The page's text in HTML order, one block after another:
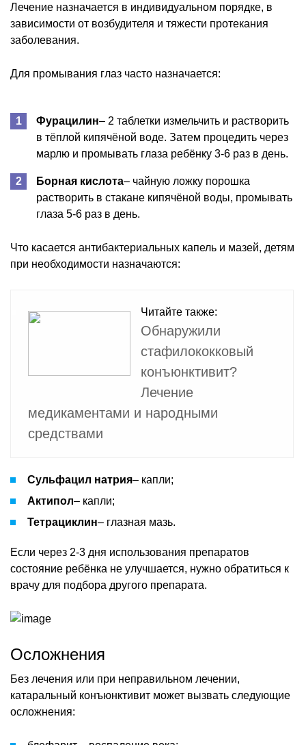
Лечение назначается в индивидуальном порядке, в
зависимости от возбудителя и тяжести протекания
заболевания.
Для промывания глаз часто назначается:
Фурацилин– 2 таблетки измельчить и растворить
в тёплой кипячёной воде. Затем процедить через
марлю и промывать глаза ребёнку 3-6 раз в день.
Борная кислота– чайную ложку порошка
растворить в стакане кипячёной воды, промывать
глаза 5-6 раз в день.
Что касается антибактериальных капель и мазей, детям
при необходимости назначаются:
Читайте также:
Обнаружили
стафилококковый
конъюнктивит?
Лечение
медикаментами и народными
средствами
Сульфацил натрия– капли;
Актипол– капли;
Тетрациклин– глазная мазь.
Если через 2-3 дня использования препаратов
состояние ребёнка не улучшается, нужно обратиться к
врачу для подбора другого препарата.
Осложнения
Без лечения или при неправильном лечении,
катаральный конъюнктивит может вызвать следующие
осложнения: